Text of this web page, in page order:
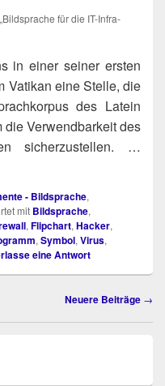
für die IT-Infra­
in einer sei­ner ers­ten
Vati­kan eine Stel­le, die
des Latein
die Ver­wend­bar­keit des
sicher­zu­stel­len. …
- Bildsprache,
mit Bildsprache,
, Flipchart, Hacker,
, Symbol, Virus,
eine Antwort
Neuere Beiträge →